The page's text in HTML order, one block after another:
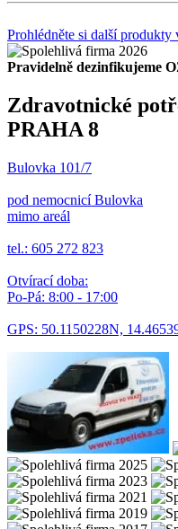
Prohlédněte si další
Pravidelně dezinfikujeme
Zdravotnické
PRAHA 8
Bulovka 101/7
pod nemocnicí Bulovka
mimo areál
tel.: 605 272 823
Otvírací doba:
Po-Pá: 8:00 - 17:00
GPS: 50.1150228N,